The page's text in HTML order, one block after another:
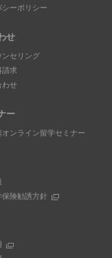
シーポリシー
せ
ンセリング
請求
わせ
ー
オンライン留学セミナー
保険勧誘方針